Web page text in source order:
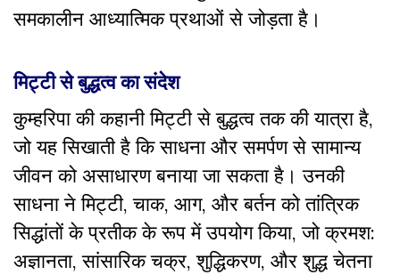
समकालीन आध्यात्मिक प्रथाओं से जोड़ता है।
मिट्टी से बुद्धत्व का संदेश
कुम्हरिपा की कहानी मिट्टी से बुद्धत्व तक की यात्रा है,
जो यह सिखाती है कि साधना और समर्पण से सामान्य
जीवन को असाधारण बनाया जा सकता है। उनकी
साधना ने मिट्टी, चाक, आग, और बर्तन को तांत्रिक
सिद्धांतों के प्रतीक के रूप में उपयोग किया, जो क्रमश:
अज्ञानता, सांसारिक चक्र, शुद्धिकरण, और शुद्ध चेतना